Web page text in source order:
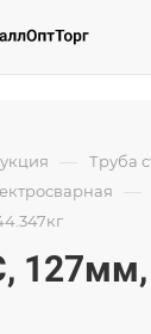
— Труба
—
127мм,